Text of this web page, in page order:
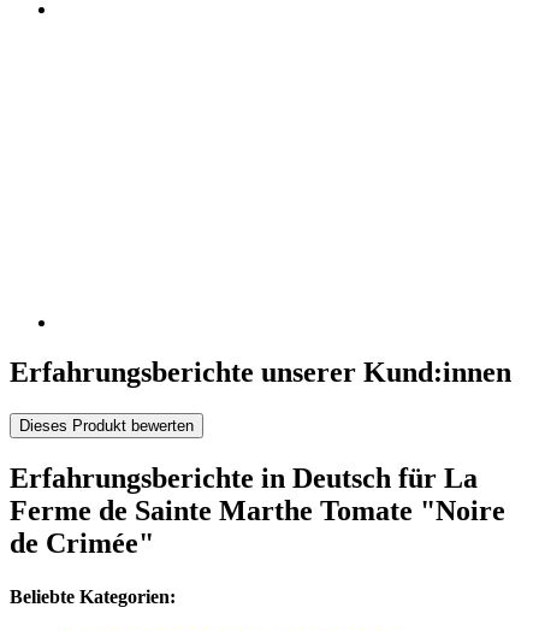
Erfahrungsberichte unserer Kund:innen
Dieses Produkt bewerten
Erfahrungsberichte in Deutsch für La
Ferme de Sainte Marthe Tomate "Noire
de Crimée"
Beliebte Kategorien: